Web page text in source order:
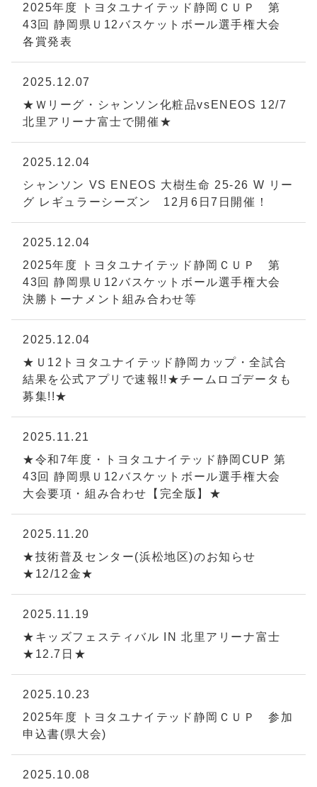
2025年度 トヨタユナイテッド静岡ＣＵＰ 第
43回 静岡県Ｕ12バスケットボール選手権大会
各賞発表
2025.12.07
★Ｗリーグ・シャンソン化粧品vsENEOS 12/7
北里アリーナ富士で開催★
2025.12.04
シャンソン VS ENEOS 大樹生命 25-26 W リー
グ レギュラーシーズン 12月6日7日開催！
2025.12.04
2025年度 トヨタユナイテッド静岡ＣＵＰ 第
43回 静岡県Ｕ12バスケットボール選手権大会
決勝トーナメント組み合わせ等
2025.12.04
★Ｕ12トヨタユナイテッド静岡カップ・全試合
結果を公式アプリで速報!!★チームロゴデータも
募集!!★
2025.11.21
★令和7年度・トヨタユナイテッド静岡CUP 第
43回 静岡県Ｕ12バスケットボール選手権大会
大会要項・組み合わせ【完全版】★
2025.11.20
★技術普及センター(浜松地区)のお知らせ
★12/12金★
2025.11.19
★キッズフェスティバル IN 北里アリーナ富士
★12.7日★
2025.10.23
2025年度 トヨタユナイテッド静岡ＣＵＰ 参加
申込書(県大会)
2025.10.08